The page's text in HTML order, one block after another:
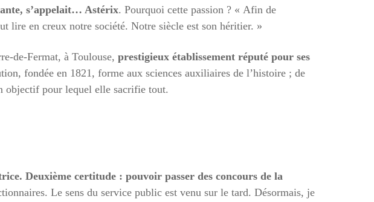
s’appelait… Astérix. Pourquoi cette passion ? « Afin de
lire en creux notre société. Notre siècle est son héritier. »
de-Fermat, à Toulouse, prestigieux établissement réputé pour ses
fondée en 1821, forme aux sciences auxiliaires de l’histoire ; de
objectif pour lequel elle sacrifie tout.
Deuxième certitude : pouvoir passer des concours de la
Le sens du service public est venu sur le tard. Désormais, je